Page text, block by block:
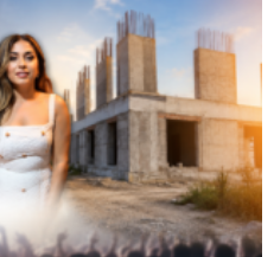
Aydın Haberleri
Aydın nöbetçi eczaneler
Aydın Sinema salonları
Döviz Kurları
Hava Durumu
İletişim
Künye
Nöbetçi Eczaneler
Süper Lig Puan Durumu